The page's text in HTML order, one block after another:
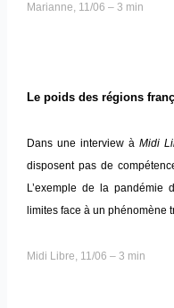
Marianne, 11/06 – 3 min
Le poids des régions
Dans une interview à Midi
disposent pas de
L’exemple de la pandémie
limites face à un phénomène
Midi Libre, 11/06 – 3 min